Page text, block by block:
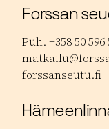
Forssan
Puh. +358 50 596
forssanseutu.fi